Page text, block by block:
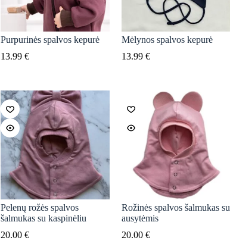
Purpurinės spalvos kepurė
13.99 €
Mėlynos spalvos kepurė
13.99€
Pelenų rožės spalvos
šalmukas su kaspinėliu
20.00 €
Rožinės spalvos šalmukas su
ausytėmis
20.00€